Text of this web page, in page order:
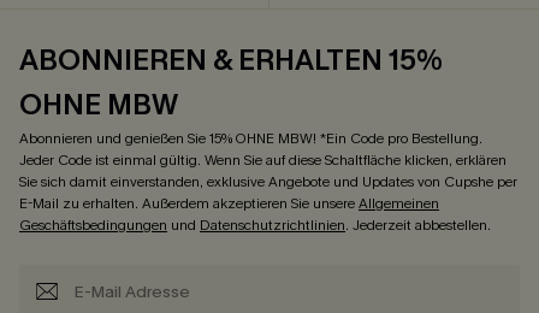
ABONNIEREN & ERHALTEN 15%
OHNE MBW
Abonnieren und genießen Sie 15% OHNE MBW! *Ein Code pro Bestellung.
Jeder Code ist einmal gültig. Wenn Sie auf diese Schaltfläche klicken, erklären
Sie sich damit einverstanden, exklusive Angebote und Updates von Cupshe per
E-Mail zu erhalten. Außerdem akzeptieren Sie unsereAllgemeinen
Geschäftsbedingungen und Datenschutzrichtlinien. Jederzeit abbestellen.